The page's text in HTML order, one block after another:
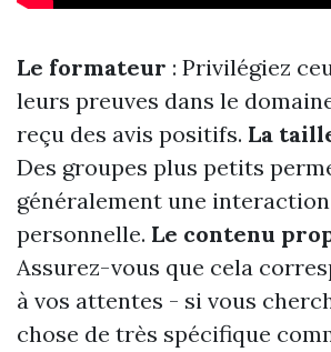
Le formateur : Privilégiez
leurs preuves dans le
reçu des avis positifs. La
Des groupes plus petits
généralement une
personnelle. Le contenu
Assurez-vous que cela
à vos attentes - si vous
chose de très spécifique